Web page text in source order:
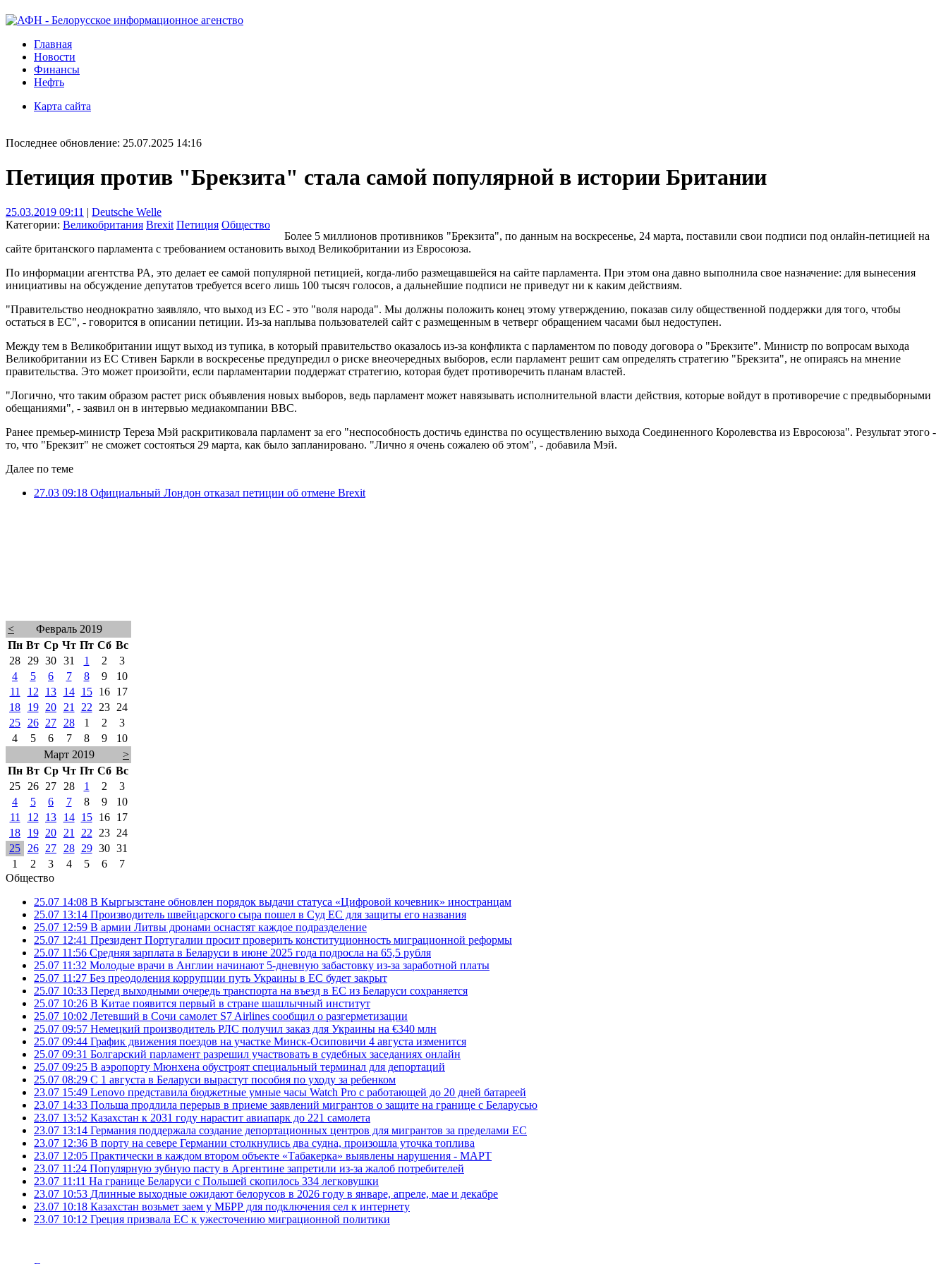
Главная
Новости
Финансы
Нефть
Карта сайта
Последнее обновление: 25.07.2025 14:16
Петиция против "Брекзита" стала самой популярной в истории Британии
25.03.2019 09:11 | Deutsche Welle
Категории: Великобритания Brexit Петиция Общество
Более 5 миллионов противников "Брекзита", по данным на воскресенье, 24 марта, поставили свои подписи под онлайн-петицией на
сайте британского парламента с требованием остановить выход Великобритании из Евросоюза.
По информации агентства PA, это делает ее самой популярной петицией, когда-либо размещавшейся на сайте парламента. При этом она давно выполнила свое назначение: для вынесения
инициативы на обсуждение депутатов требуется всего лишь 100 тысяч голосов, а дальнейшие подписи не приведут ни к каким действиям.
"Правительство неоднократно заявляло, что выход из ЕС - это "воля народа". Мы должны положить конец этому утверждению, показав силу общественной поддержки для того, чтобы
остаться в ЕС", - говорится в описании петиции. Из-за наплыва пользователей сайт с размещенным в четверг обращением часами был недоступен.
Между тем в Великобритании ищут выход из тупика, в который правительство оказалось из-за конфликта с парламентом по поводу договора о "Брекзите". Министр по вопросам выхода
Великобритании из ЕС Стивен Баркли в воскресенье предупредил о риске внеочередных выборов, если парламент решит сам определять стратегию "Брекзита", не опираясь на мнение
правительства. Это может произойти, если парламентарии поддержат стратегию, которая будет противоречить планам властей.
"Логично, что таким образом растет риск объявления новых выборов, ведь парламент может навязывать исполнительной власти действия, которые войдут в противоречие с предвыборными
обещаниями", - заявил он в интервью медиакомпании BBC.
Ранее премьер-министр Тереза Мэй раскритиковала парламент за его "неспособность достичь единства по осуществлению выхода Соединенного Королевства из Евросоюза". Результат этого -
то, что "Брекзит" не сможет состояться 29 марта, как было запланировано. "Лично я очень сожалею об этом", - добавила Мэй.
Далее по теме
27.03 09:18 Официальный Лондон отказал петиции об отмене Brexit
<
Февраль 2019
Пн Вт Ср Чт Пт Сб Вс
28
29 30 31 1 2
3
4
5 6 7 8 9
10
11
12 13 14 15 16
17
18
19 20 21 22 23
24
25
26 27 28 1 2
3
4
5 6 7 8 9
10
Март 2019
>
Пн Вт Ср Чт Пт Сб Вс
25
26 27 28 1 2
3
4
5 6 7 8 9
10
11
12 13 14 15 16
17
18
19 20 21 22 23
24
25
26 27 28 29 30 31
1
2 3 4 5 6
7
Общество
25.07 14:08 В Кыргызстане обновлен порядок выдачи статуса «Цифровой кочевник» иностранцам
25.07 13:14 Производитель швейцарского сыра пошел в Суд ЕС для защиты его названия
25.07 12:59 В армии Литвы дронами оснастят каждое подразделение
25.07 12:41 Президент Португалии просит проверить конституционность миграционной реформы
25.07 11:56 Средняя зарплата в Беларуси в июне 2025 года подросла на 65,5 рубля
25.07 11:32 Молодые врачи в Англии начинают 5-дневную забастовку из-за заработной платы
25.07 11:27 Без преодоления коррупции путь Украины в ЕС будет закрыт
25.07 10:33 Перед выходными очередь транспорта на въезд в ЕС из Беларуси сохраняется
25.07 10:26 В Китае появится первый в стране шашлычный институт
25.07 10:02 Летевший в Сочи самолет S7 Airlines сообщил о разгерметизации
25.07 09:57 Немецкий производитель РЛС получил заказ для Украины на €340 млн
25.07 09:44 График движения поездов на участке Минск-Осиповичи 4 августа изменится
25.07 09:31 Болгарский парламент разрешил участвовать в судебных заседаниях онлайн
25.07 09:25 В аэропорту Мюнхена обустроят специальный терминал для депортаций
25.07 08:29 С 1 августа в Беларуси вырастут пособия по уходу за ребенком
23.07 15:49 Lenovo представила бюджетные умные часы Watch Pro с работающей до 20 дней батареей
23.07 14:33 Польша продлила перерыв в приеме заявлений мигрантов о защите на границе с Беларусью
23.07 13:52 Казахстан к 2031 году нарастит авиапарк до 221 самолета
23.07 13:14 Германия поддержала создание депортационных центров для мигрантов за пределами ЕС
23.07 12:36 В порту на севере Германии столкнулись два судна, произошла уточка топлива
23.07 12:05 Практически в каждом втором объекте «Табакерка» выявлены нарушения - МАРТ
23.07 11:24 Популярную зубную пасту в Аргентине запретили из-за жалоб потребителей
23.07 11:11 На границе Беларуси с Польшей скопилось 334 легковушки
23.07 10:53 Длинные выходные ожидают белорусов в 2026 году в январе, апреле, мае и декабре
23.07 10:18 Казахстан возьмет заем у МБРР для подключения сел к интернету
23.07 10:12 Греция призвала ЕС к ужесточению миграционной политики